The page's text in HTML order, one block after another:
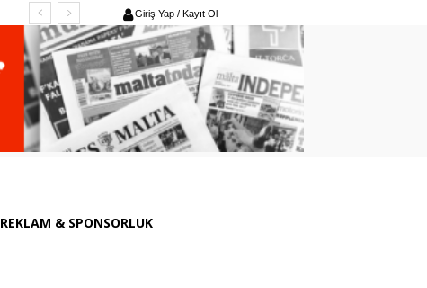
Giriş Yap / Kayıt Ol
REKLAM & SPONSORLUK